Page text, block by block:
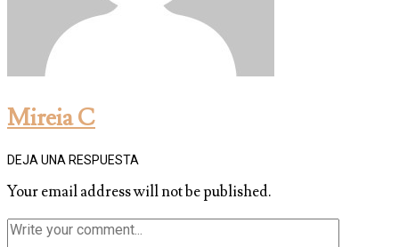
Mireia C
DEJA UNA RESPUESTA
Your email address will not be published.